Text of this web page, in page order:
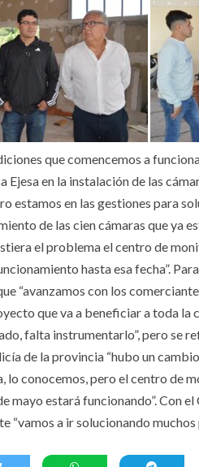
que comencemos a
en la instalación de las
estamos en las gestiones para
de las cien cámaras que ya
el problema el centro de
hasta esa fecha”.
“avanzamos con los
que va a beneficiar a toda la
falta instrumentarlo”, pero se
de la provincia “hubo un
conocemos, pero el centro de
mayo estará funcionando”. Con
a ir solucionando